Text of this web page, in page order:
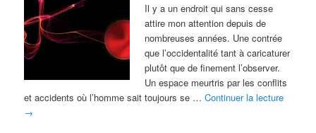
Il y a un endroit qui sans cesse
attire mon attention depuis de
nombreuses années. Une contrée
que l’occidentalité tant à caricaturer
plutôt que de finement l’observer.
Un espace meurtris par les conflits
et accidents où l’homme sait toujours se …Continuer la lecture
→